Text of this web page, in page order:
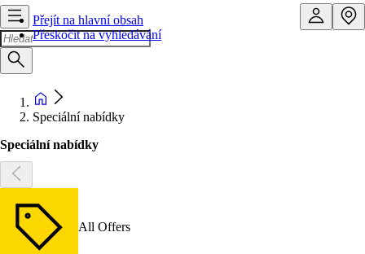
Přejít na hlavní obsah
Přeskočit na vyhledávání
Speciální nabídky
Speciální nabídky
All Offers